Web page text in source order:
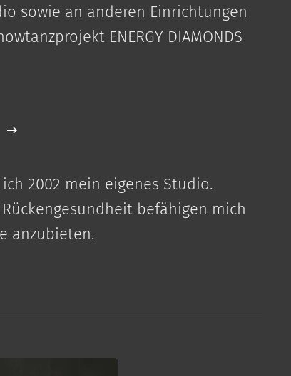
sowie an anderen Einrichtungen
ENERGY DIAMONDS
2002 mein eigenes Studio.
befähigen mich
anzubieten.